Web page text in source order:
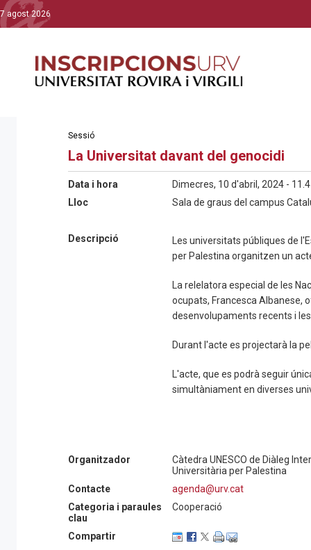
7 agost 2026
Sessió
La Universitat davant del genocidi
Data i hora
Dimecres, 10 d'abril, 2024 -
Lloc
Sala de graus del campus
Descripció
Les universitats públiques de
per Palestina organitzen un
La relelatora especial de les
ocupats, Francesca Albanese,
desenvolupaments recents i
Durant l'acte es projectarà la
L'acte, que es podrà seguir
simultàniament en diverses
Organitzador
Càtedra UNESCO de Diàleg
Universitària per Palestina
Contacte
agenda@urv.cat
Categoria i paraules
clau
Cooperació
Compartir